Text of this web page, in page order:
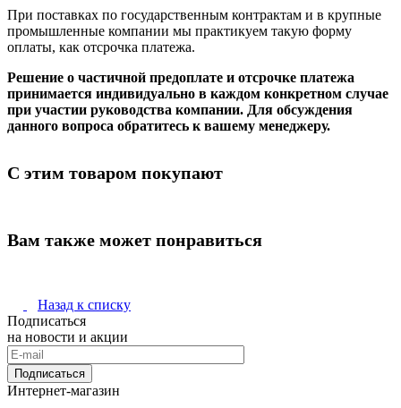
При поставках по государственным контрактам и в крупные
промышленные компании мы практикуем такую форму
оплаты, как отсрочка платежа.
Решение о частичной предоплате и отсрочке платежа
принимается индивидуально в каждом конкретном случае
при участии руководства компании. Для обсуждения
данного вопроса обратитесь к вашему менеджеру.
С этим товаром покупают
Вам также может понравиться
Назад к списку
Подписаться
на новости и акции
Подписаться
Интернет-магазин